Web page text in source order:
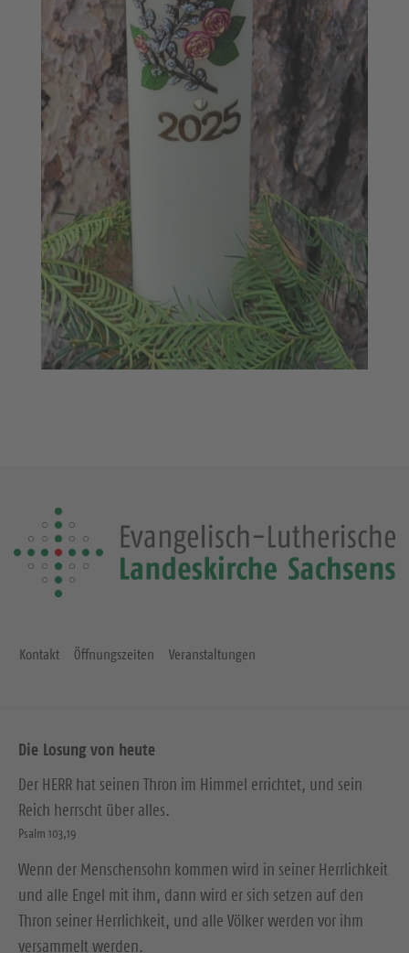
Kontakt Öffnungszeiten Veranstaltungen
Die Losung von heute
Der HERR hat seinen Thron im Himmel errichtet, und sein
Reich herrscht über alles.
Psalm 103,19
Wenn der Menschensohn kommen wird in seiner Herrlichkeit
und alle Engel mit ihm, dann wird er sich setzen auf den
Thron seiner Herrlichkeit, und alle Völker werden vor ihm
versammelt werden.